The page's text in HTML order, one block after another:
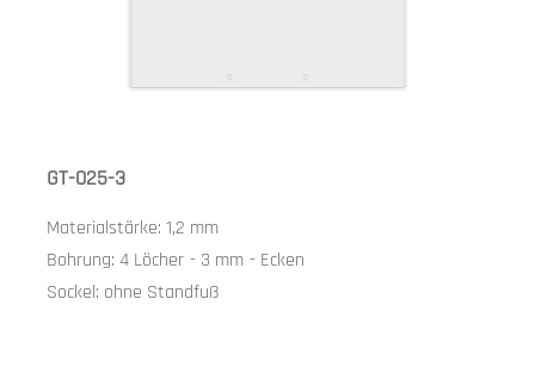
GT-025-3
Materialstärke: 1,2 mm
Bohrung: 4 Löcher - 3 mm - Ecken
Sockel: ohne Standfuß